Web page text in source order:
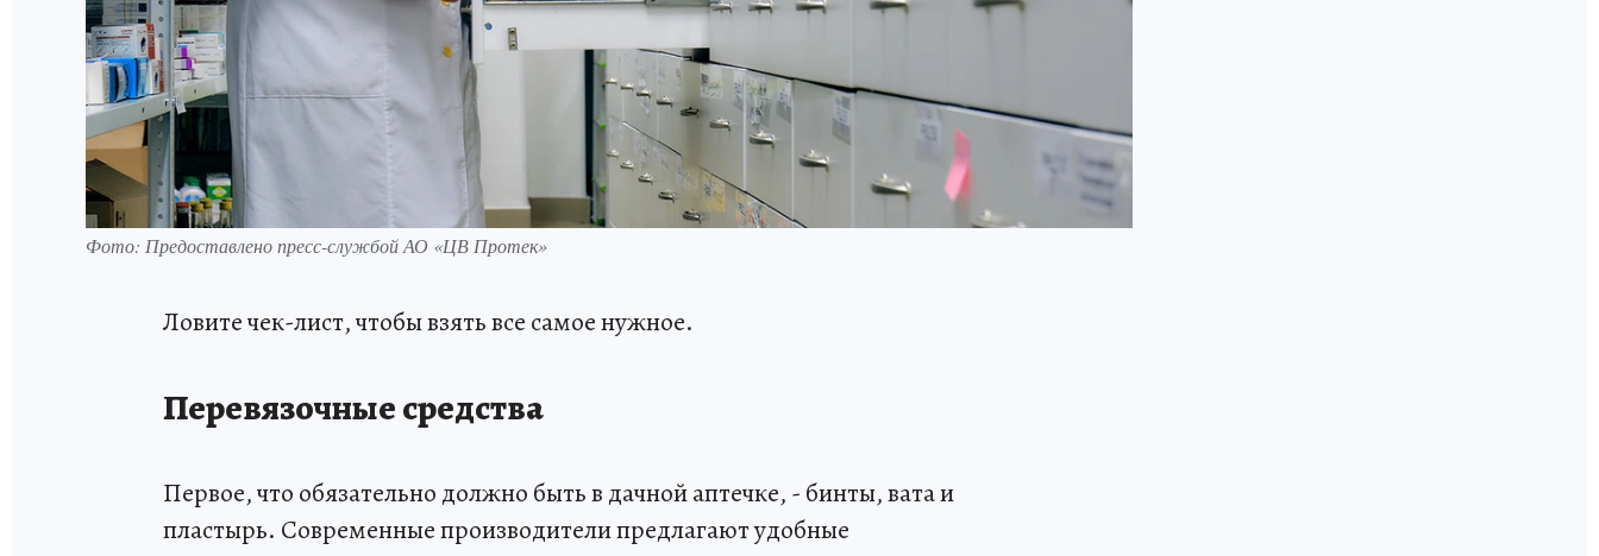
Фото: Предоставлено пресс-службой АО «ЦВ Протек»
Ловите чек-лист, чтобы взять все самое нужное.
Перевязочные средства
Первое, что обязательно должно быть в дачной аптечке, - бинты, вата и
пластырь. Современные производители предлагают удобные